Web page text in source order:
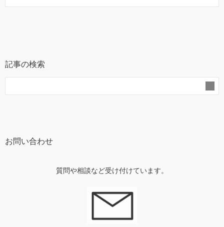
記事の検索
お問い合わせ
質問や相談など受け付けています。